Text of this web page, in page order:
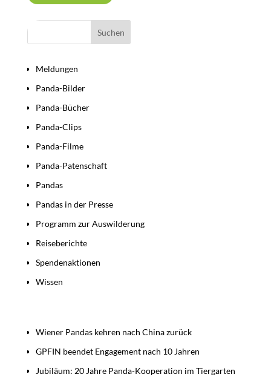
Meldungen
Panda-Bilder
Panda-Bücher
Panda-Clips
Panda-Filme
Panda-Patenschaft
Pandas
Pandas in der Presse
Programm zur Auswilderung
Reiseberichte
Spendenaktionen
Wissen
Wiener Pandas kehren nach China zurück
GPFIN beendet Engagement nach 10 Jahren
Jubiläum: 20 Jahre Panda-Kooperation im Tiergarten